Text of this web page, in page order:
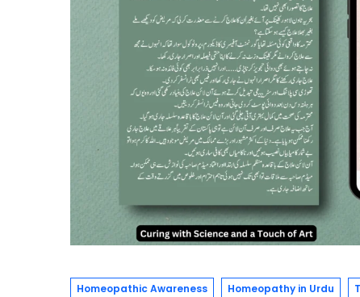
Homeopathic Awareness Homeopathy in Urdu